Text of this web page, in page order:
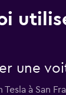
une
à San